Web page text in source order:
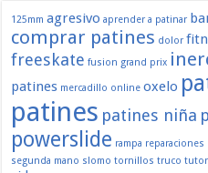
125mm agresivo aprender a patinar
comprar patines dolor
freeskate fusion grand prix
patines mercadillo online oxelo
patines patines niña
powerslide rampa reparaciones
segunda mano slomo tornillos truco